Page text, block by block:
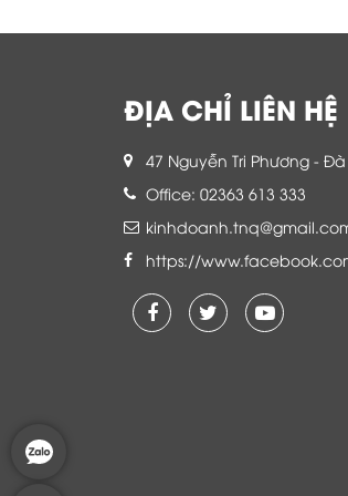
ĐỊA CHỈ LIÊN HỆ
47 Nguyễn Tri Phương -
Office: 02363 613 333
https://
tâm và tin tưởng đội ngũ kỹ thuật, chăm
sóc khách hàng luôn hỗ trợ khách hàng